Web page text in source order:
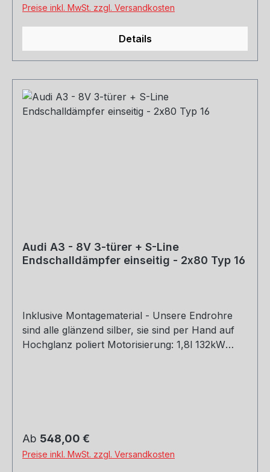
Preise inkl. MwSt. zzgl. Versandkosten
Details
Audi A3 - 8V 3-türer + S-Line
Endschalldämpfer einseitig - 2x80 Typ 16
Inklusive Montagematerial - Unsere Endrohre
sind alle glänzend silber, sie sind per Hand auf
Hochglanz poliert Motorisierung: 1,8l 132kW
Regulärer Preis:
Ab 548,00 €
Preise inkl. MwSt. zzgl. Versandkosten